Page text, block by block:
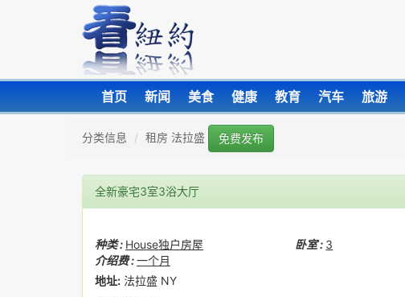
首页 新闻 美食 健康 教育 汽车 旅游
分类信息 租房 法拉盛 免费发布
全新豪宅3室3浴大厅
种类 : House独户房屋 卧室 : 3
介绍费 :一个月
地址: 法拉盛 NY